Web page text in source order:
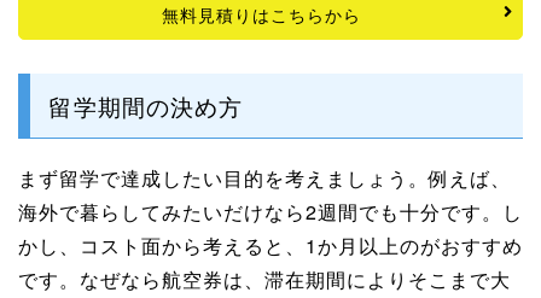
無料見積りはこちらから
留学期間の決め方
まず留学で達成したい目的を考えましょう。例えば、
海外で暮らしてみたいだけなら2週間でも十分です。し
かし、コスト面から考えると、1か月以上のがおすすめ
です。なぜなら航空券は、滞在期間によりそこまで大